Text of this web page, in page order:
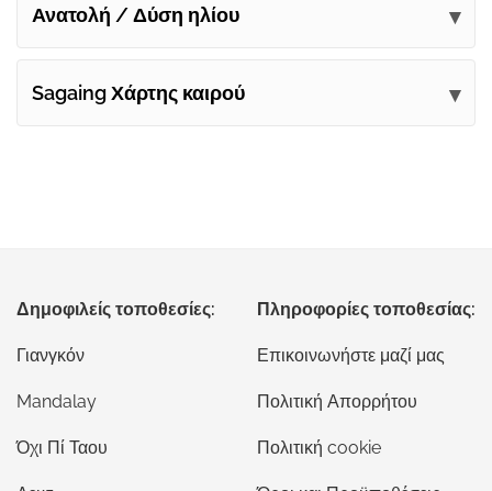
Ανατολή / Δύση ηλίου
Sagaing Χάρτης καιρού
Δημοφιλείς τοποθεσίες:
Γιανγκόν
Mandalay
Όχι Πί Ταου
Πληροφορίες τοποθεσίας:
Επικοινωνήστε μαζί μας
Πολιτική Απορρήτου
Πολιτική cookie